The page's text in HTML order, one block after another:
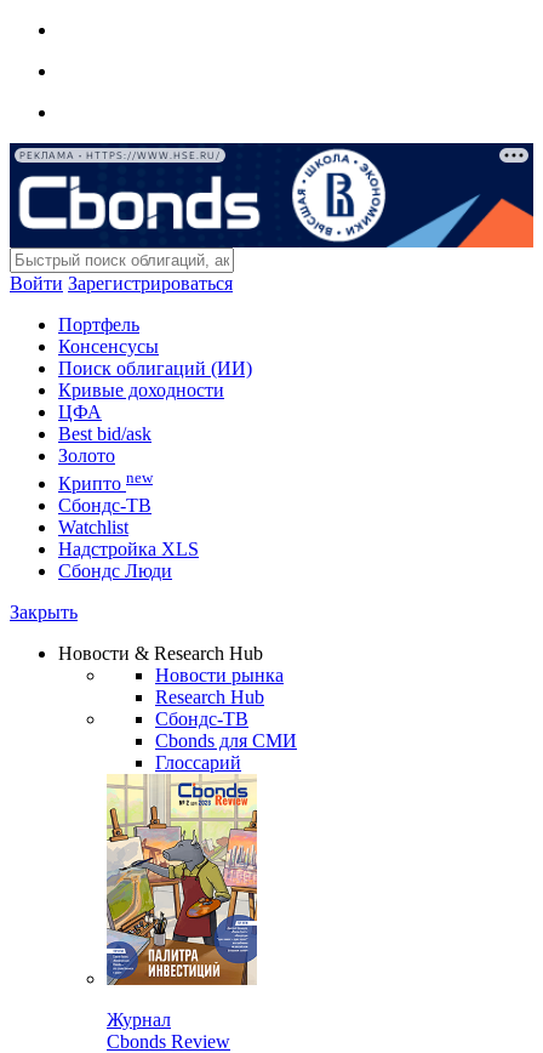
РЕКЛАМА • HTTPS://WWW.HSE.RU/
Войти Зарегистрироваться
Портфель
Консенсусы
Поиск облигаций (ИИ)
Кривые доходности
ЦФА
Best bid/ask
Золото
Крипто new
Сбондс-ТВ
Watchlist
Надстройка XLS
Сбондс Люди
Закрыть
Новости & Research Hub
Новости рынка
Research Hub
Сбондс-ТВ
Cbonds для СМИ
Глоссарий
Журнал
Cbonds Review